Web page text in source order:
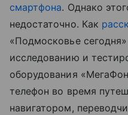
смартфона. Однако
недостаточно. Как
«Подмосковье
исследованию и
оборудования
телефон во время
навигатором,